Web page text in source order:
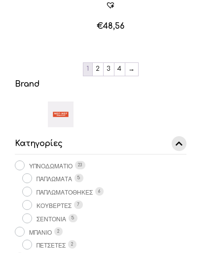
€48,56
1 2 3 4 →
Brand
Κατηγορίες
ΥΠΝΟΔΩΜΑΤΙΟ 23
ΠΑΠΛΩΜΑΤΑ 5
ΠΑΠΛΩΜΑΤΟΘΗΚΕΣ 6
ΚΟΥΒΕΡΤΕΣ 7
ΣΕΝΤΟΝΙΑ 5
ΜΠΑΝΙΟ 2
ΠΕΤΣΕΤΕΣ 2